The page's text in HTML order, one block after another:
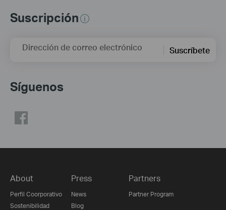
Suscripción
Dirección de correo electrónico Suscríbete
Síguenos
About
Perfil Coorporativo
Sostenibilidad
Press
News
Blog
Partners
Partner Program